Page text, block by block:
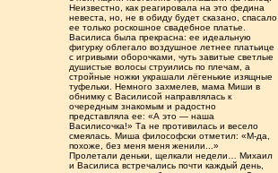
Неизвестно, как реагировала на это федина
невеста, но, не в обиду будет сказано, спасало
ее только роскошное свадебное платье.
Василиса была прекрасна: ее идеальную
фигурку облегало воздушное летнее платьице
с игривыми оборочками, чуть завитые светлые
душистые волосы струились по плечам, а
стройные ножки украшали лёгенькие изящные
туфельки. Немного захмелев, мама Миши в
обнимку с Василисой направлялась к
очередным знакомым и радостно
представляла ее: «А это — наша
Василисочка!» Та не противилась и весело
смеялась. Миша философски отметил: «М-да,
похоже, без меня меня женили...»
Пролетали деньки, щелкали недели… Михаил
и Василиса встречались почти каждый день,